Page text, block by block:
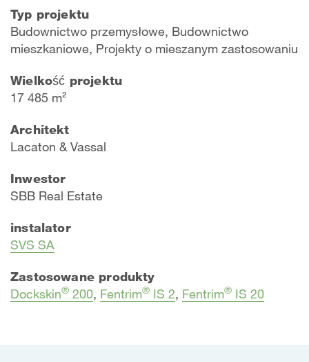
Typ projektu
Budownictwo przemysłowe, Budownictwo
mieszkaniowe, Projekty o mieszanym zastosowaniu
Wielkość projektu
17 485 m²
Architekt
Lacaton & Vassal
Inwestor
​SBB Real Estate
instalator
SVS SA
Zastosowane produkty
Dockskin® 200, Fentrim® IS 2, Fentrim® IS 20